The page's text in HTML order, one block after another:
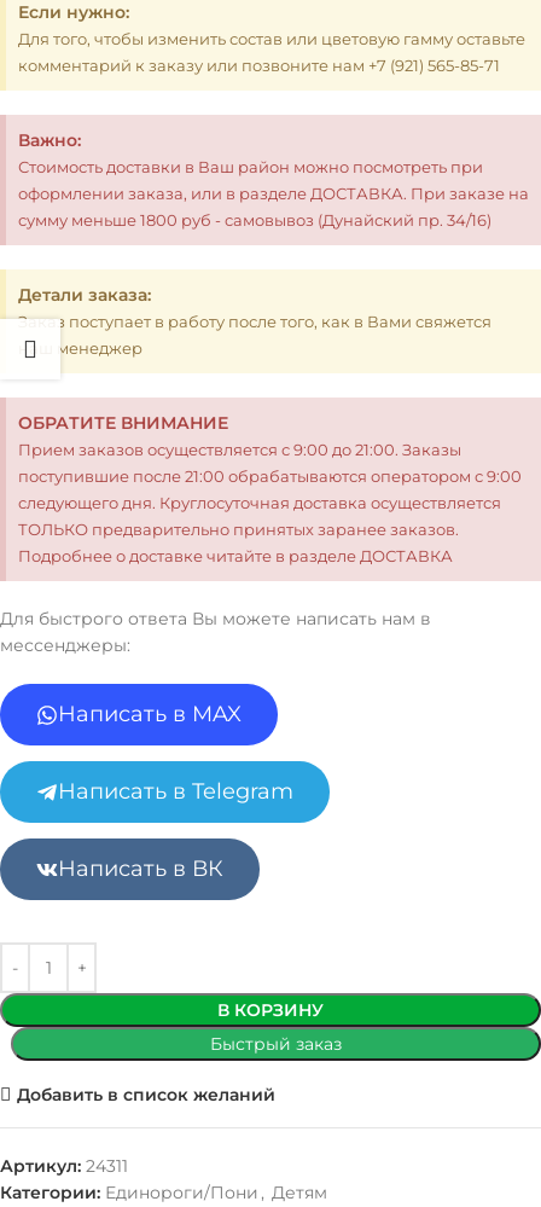
Если нужно:
Для того, чтобы изменить состав или цветовую гамму оставьте
комментарий к заказу или позвоните нам +7 (921) 565-85-71
Важно:
Стоимость доставки в Ваш район можно посмотреть при
оформлении заказа, или в разделе ДОСТАВКА. При заказе на
сумму меньше 1800 руб - самовывоз (Дунайский пр. 34/16)
Детали заказа:
Заказ поступает в работу после того, как в Вами свяжется
наш менеджер
ОБРАТИТЕ ВНИМАНИЕ
Прием заказов осуществляется с 9:00 до 21:00. Заказы
поступившие после 21:00 обрабатываются оператором с 9:00
следующего дня. Круглосуточная доставка осуществляется
ТОЛЬКО предварительно принятых заранее заказов.
Подробнее о доставке читайте в разделе ДОСТАВКА
Для быстрого ответа Вы можете написать нам в
мессенджеры:
Написать в MAX
Написать в Telegram
Написать в ВК
В КОРЗИНУ
Быстрый заказ
Добавить в список желаний
Артикул: 24311
Категории: Единороги/Пони , Детям